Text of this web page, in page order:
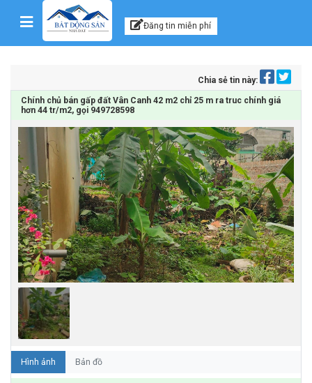
Skip to content Kênh thông tin, tư vấn
Đăng tin miễn phí
Chia sẻ tin này:
Chính chủ bán gấp đất Vân Canh 42 m2 chỉ 25 m ra truc chính giá
hơn 44 tr/m2, gọi 949728598
Hình ảnh Bản đồ